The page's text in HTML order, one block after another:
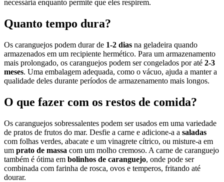
necessária enquanto permite que eles respirem.
Quanto tempo dura?
Os caranguejos podem durar de 1-2 dias na geladeira quando
armazenados em um recipiente hermético. Para um armazenamento
mais prolongado, os caranguejos podem ser congelados por até 2-3
meses. Uma embalagem adequada, como o vácuo, ajuda a manter a
qualidade deles durante períodos de armazenamento mais longos.
O que fazer com os restos de comida?
Os caranguejos sobressalentes podem ser usados em uma variedade
de pratos de frutos do mar. Desfie a carne e adicione-a a saladas
com folhas verdes, abacate e um vinagrete cítrico, ou misture-a em
um prato de massa com um molho cremoso. A carne de caranguejo
também é ótima em bolinhos de caranguejo, onde pode ser
combinada com farinha de rosca, ovos e temperos, fritando até
dourar.